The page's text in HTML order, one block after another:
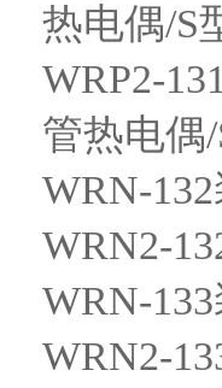
热电偶/S
WRP2-
管热电偶
WRN-132
WRN2-
WRN-133
WRN2-